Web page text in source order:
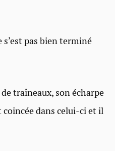
pas bien terminé
traîneaux, son écharpe
coincée dans celui-ci et il